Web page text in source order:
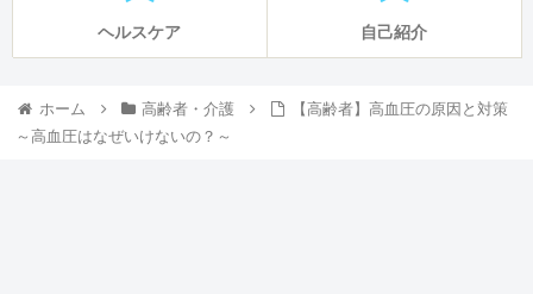
ヘルスケア 自己紹介
ホーム 高齢者・介護
【高齢者】高血圧の原因と対策
～高血圧はなぜいけないの？～